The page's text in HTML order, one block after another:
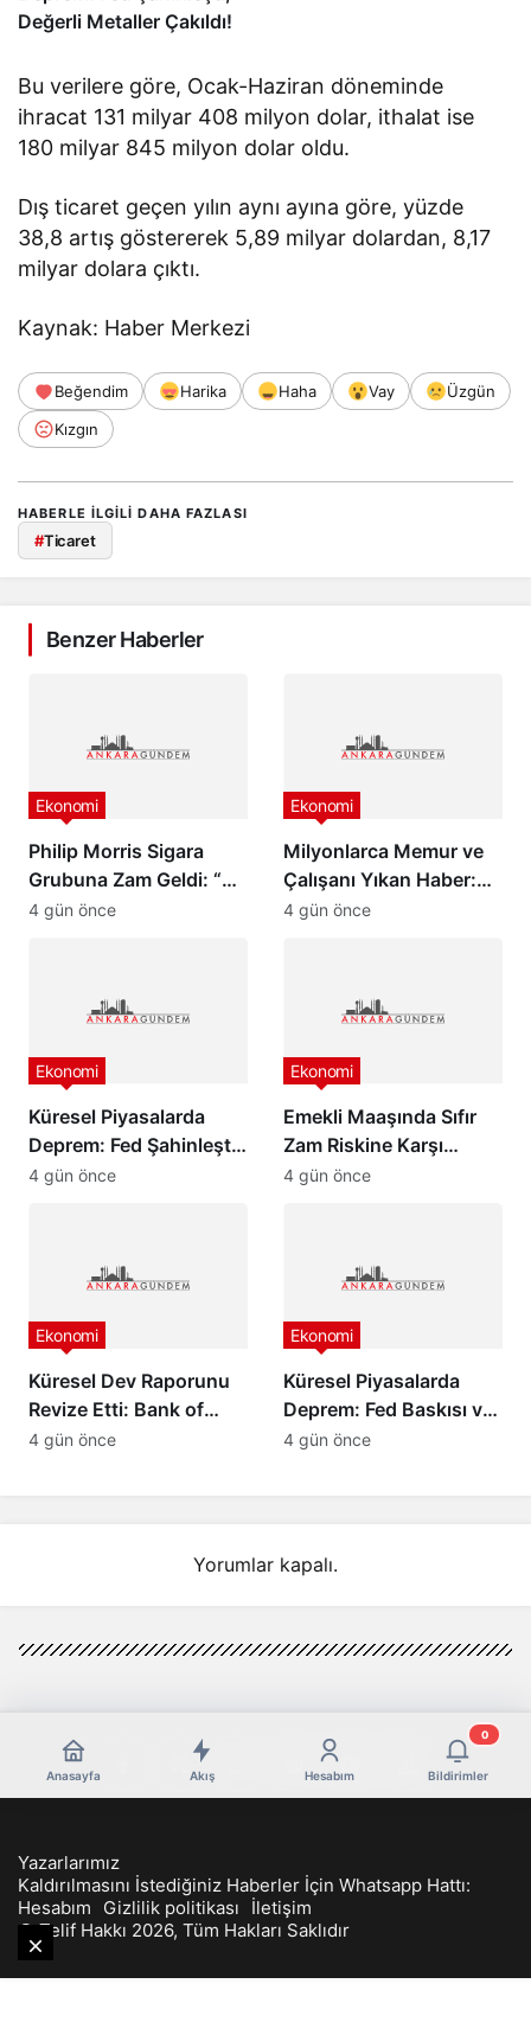
Değerli Metaller Çakıldı!
Bu verilere göre, Ocak-Haziran döneminde
ihracat 131 milyar 408 milyon dolar, ithalat ise
180 milyar 845 milyon dolar oldu.
Dış ticaret geçen yılın aynı ayına göre, yüzde
38,8 artış göstererek 5,89 milyar dolardan, 8,17
milyar dolara çıktı.
Kaynak: Haber Merkezi
Beğendim Harika Haha Vay
Üzgün
Kızgın
HABERLE ILGILI DAHA FAZLASI
#Ticaret
Benzer Haberler
Philip Morris Sigara
Grubuna Zam Geldi: “En
Pahalı Sigara 140 TL
Ekonomi
4 gün önce
Milyonlarca Memur ve
Çalışanı Yıkan Haber:
Zam Oranlarında
Ekonomi
4 gün önce
Küresel Piyasalarda
Deprem: Fed Şahinleşti,
Değerli Metaller Çakıldı!
Ekonomi
4 gün önce
Emekli Maaşında Sıfır
Zam Riskine Karşı
Formül: Ak Parti Meclis
Ekonomi
4 gün önce
Küresel Dev Raporunu
Revize Etti: Bank of
America’dan Türkiye
Ekonomi
4 gün önce
Küresel Piyasalarda
Deprem: Fed Baskısı ve
Barış Rüzgarları Altını
Ekonomi
4 gün önce
Yorumlar kapalı.
Anasayfa Akış Hesabım Bildirimler
0
Yazarlarımız
Kaldırılmasını İstediğiniz Haberler İçin Whatsapp Hattı:
Hesabım
Gizlilik politikası
İletişim
© Telif Hakkı 2026, Tüm Hakları Saklıdır